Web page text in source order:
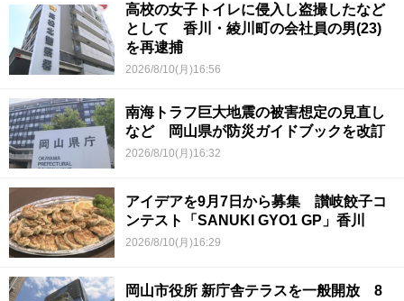
高校の女子トイレに侵入し盗撮したなど
として 香川・綾川町の会社員の男(23)
を再逮捕
2026/8/10(月)16:56
南海トラフ巨大地震の被害想定の見直し
など 岡山県が防災ガイドブックを改訂
2026/8/10(月)16:32
アイデアを9月7日から募集 讃岐餃子コ
ンテスト「SANUKI GYO1 GP」香川
2026/8/10(月)16:29
岡山市役所 新庁舎テラスを一般開放 8